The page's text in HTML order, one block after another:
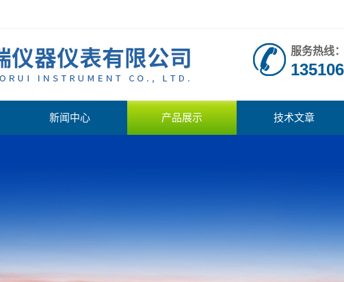
服务热线：
新闻中心 产品展示 技术文章